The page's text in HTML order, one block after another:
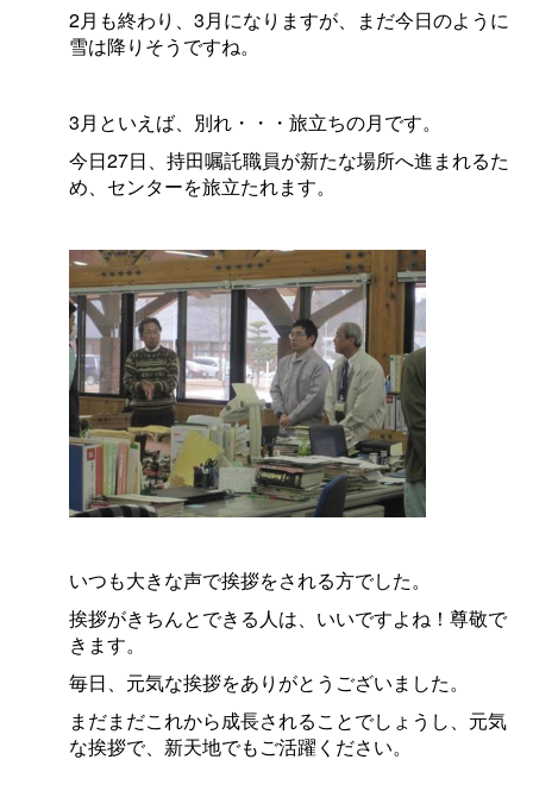
2月も終わり、3月になりますが、まだ今日のように
雪は降りそうですね。
3月といえば、別れ・・・旅立ちの月です。
今日27日、持田嘱託職員が新たな場所へ進まれるた
め、センターを旅立たれます。
いつも大きな声で挨拶をされる方でした。
挨拶がきちんとできる人は、いいですよね！尊敬で
きます。
毎日、元気な挨拶をありがとうございました。
まだまだこれから成長されることでしょうし、元気
な挨拶で、新天地でもご活躍ください。